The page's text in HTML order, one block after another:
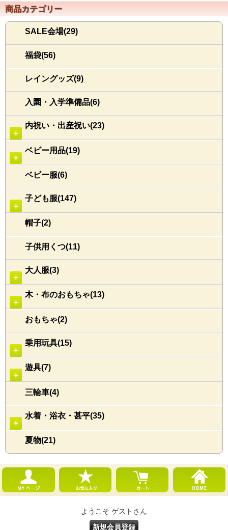
商品カテゴリー
SALE会場(29)
福袋(56)
レイングッズ(9)
入園・入学準備品(6)
＋
内祝い・出産祝い(23)
＋
ベビー用品(19)
ベビー服(6)
＋
子ども服(147)
帽子(2)
子供用くつ(11)
＋
大人服(3)
＋
木・布のおもちゃ(13)
おもちゃ(2)
＋
乗用玩具(15)
＋
遊具(7)
三輪車(4)
＋
水着・浴衣・甚平(35)
夏物(21)
ようこそ ゲストさん
新規会員登録